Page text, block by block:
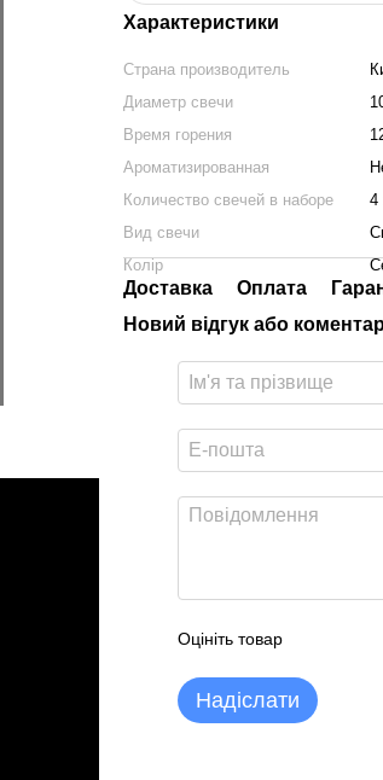
Характеристики
Страна производитель
Диаметр свечи
Время горения
Ароматизированная
Количество свечей в наборе
4
Вид свечи
Колір
Доставка Оплата
Новий відгук або
Оцініть товар
Надіслати